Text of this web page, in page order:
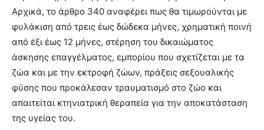
Αρχικά, το άρθρο 340 αναφέρει πως θα τιμωρούνται με
φυλάκιση από τρεις έως δώδεκα μήνες, χρηματική ποινή
από έξι έως 12 μήνες, στέρηση του δικαιώματος
άσκησης επαγγέλματος, εμπορίου που σχετίζεται με τα
ζώα και με την εκτροφή ζώων, πράξεις σεξουαλικής
φύσης που προκάλεσαν τραυματισμό στο ζώο και
απαιτείται κτηνιατρική θεραπεία για την αποκατάσταση
της υγείας του.